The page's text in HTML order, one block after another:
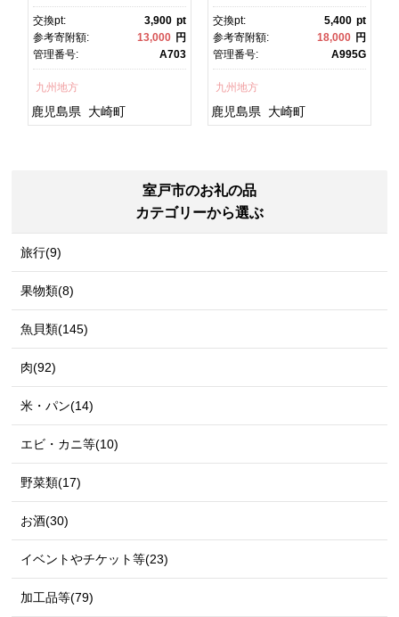
なぎ 鰻 ウナギ 蒲焼き 蒲
焼 かばやき 魚 魚介 魚貝 海
鮮 うな重 ひつまぶし 蒲
焼 訳あり ギフト 人気 おす
半島 A703
交換pt: 3,900 pt
参考寄附額:
13,000 円
管理番号:
A703
九州地方
鹿児島県 大崎町
ばやき unagi うなぎ蒲
焼 土用丑の日 土用の丑の
日 丑の日 魚 魚介 魚貝 海
鮮 うな重 蒲焼 訳あり ギフ
県 大崎町 大隅半
島 A995G 【会員限定のお
礼の品】【うなぎ蒲焼 国
交換pt: 5,400 pt
参考寄附額:
18,000 円
管理番号:
A995G
九州地方
鹿児島県 大崎町
室戸市のお礼の品
カテゴリーから選ぶ
旅行(9)
果物類(8)
魚貝類(145)
肉(92)
米・パン(14)
エビ・カニ等(10)
野菜類(17)
お酒(30)
イベントやチケット等(23)
加工品等(79)